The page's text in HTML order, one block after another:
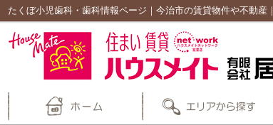
たくぼ小児歯科・歯科情報ページ｜今治市の賃貸物件や不動産